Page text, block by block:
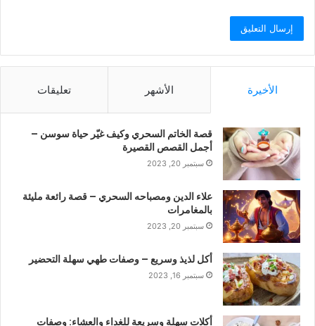
الأخيرة الأشهر تعليقات
قصة الخاتم السحري وكيف غيّر حياة سوسن –
أجمل القصص القصيرة
سبتمبر 20, 2023
علاء الدين ومصباحه السحري – قصة رائعة مليئة
بالمغامرات
سبتمبر 20, 2023
أكل لذيذ وسريع – وصفات طهي سهلة التحضير
سبتمبر 16, 2023
أكلات سهلة وسريعة للغداء والعشاء: وصفات